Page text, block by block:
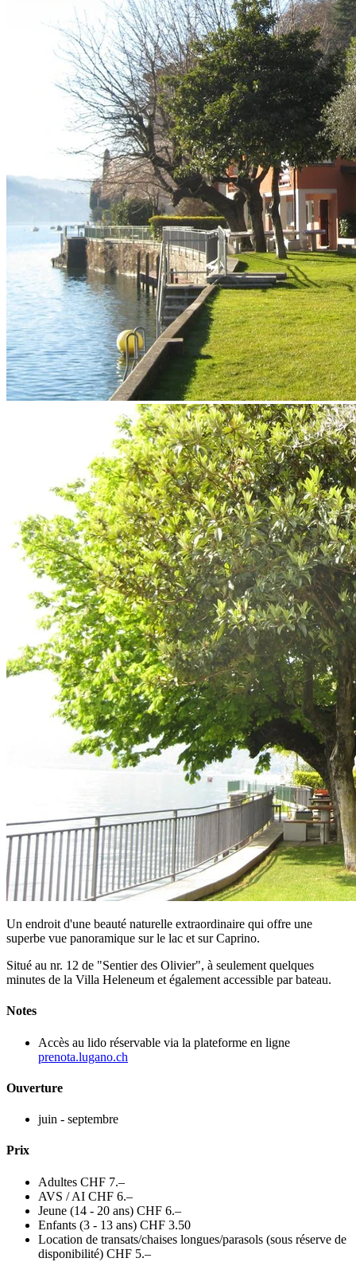
Un endroit d'une beauté naturelle extraordinaire qui offre une
superbe vue panoramique sur le lac et sur Caprino.
Situé au nr. 12 de "Sentier des Olivier", à seulement quelques
minutes de la Villa Heleneum et également accessible par bateau.
Notes
Accès au lido réservable via la plateforme en ligne
prenota.lugano.ch
Ouverture
juin - septembre
Prix
Adultes CHF 7.–
AVS / AI CHF 6.–
Jeune (14 - 20 ans) CHF 6.–
Enfants (3 - 13 ans) CHF 3.50
Location de transats/chaises longues/parasols (sous réserve de
disponibilité) CHF 5.–